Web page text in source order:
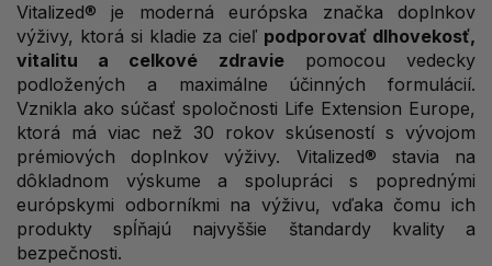
Vitalized® je moderná európska značka doplnkov
výživy, ktorá si kladie za cieľ podporovať dlhovekosť,
vitalitu a celkové zdraviepomocou vedecky
podložených a maximálne účinných formulácií.
Vznikla ako súčasť spoločnosti Life Extension Europe,
ktorá má viac než 30 rokov skúseností s vývojom
prémiových doplnkov výživy. Vitalized® stavia na
dôkladnom výskume a spolupráci s poprednými
európskymi odborníkmi na výživu, vďaka čomu ich
produkty spĺňajú najvyššie štandardy kvality a
bezpečnosti.